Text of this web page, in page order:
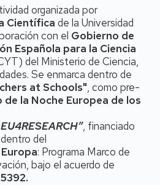
organizada por
Científica de la Universidad
con el Gobierno de
Española para la Ciencia
del Ministerio de Ciencia,
Se enmarca dentro de
at Schools", como pre-
la Noche Europea de los
, financiado
del
: Programa Marco de
bajo el acuerdo de